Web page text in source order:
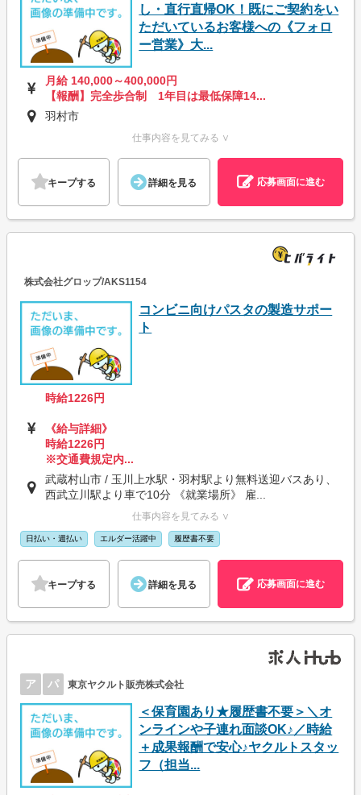
し・直行直帰OK！既にご契約をい
ただいているお客様への《フォロ
ー営業》大...
月給 140,000～400,000円
【報酬】完全歩合制 1年目は最低保障14...
羽村市
仕事内容を見てみる ∨
キープする 詳細を見る 応募画面に進む
株式会社グロップ/AKS1154
コンビニ向けパスタの製造サポー
ト
時給1226円
《給与詳細》
時給1226円
※交通費規定内...
武蔵村山市 / 玉川上水駅・羽村駅より無料送迎バスあり、
西武立川駅より車で10分 《就業場所》 雇...
仕事内容を見てみる ∨
日払い・週払い エルダー活躍中 履歴書不要
キープする 詳細を見る 応募画面に進む
ア パ 東京ヤクルト販売株式会社
＜保育園あり★履歴書不要＞＼オ
ンラインや子連れ面談OK♪／時給
＋成果報酬で安心♪ヤクルトスタッ
フ（担当...